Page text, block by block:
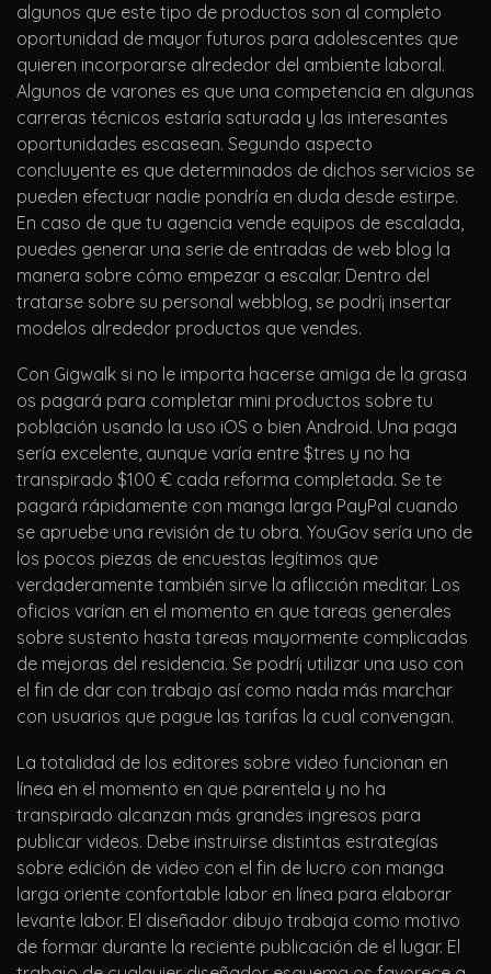
algunos que este tipo de productos son al completo
oportunidad de mayor futuros para adolescentes que
quieren incorporarse alrededor del ambiente laboral.
Algunos de varones es que una competencia en algunas
carreras técnicos estaría saturada y las interesantes
oportunidades escasean. Segundo aspecto
concluyente es que determinados de dichos servicios se
pueden efectuar nadie pondrí­a en duda desde estirpe.
En caso de que tu agencia vende equipos de escalada,
puedes generar una serie de entradas de web blog la
manera sobre cómo empezar a escalar. Dentro del
tratarse sobre su personal webblog, se podrí¡ insertar
modelos alrededor productos que vendes.
Con Gigwalk si no le importa hacerse amiga de la grasa
os pagará para completar mini productos sobre tu
población usando la uso iOS o bien Android. Una paga
serí­a excelente, aunque varía entre $tres y no ha
transpirado $100 € cada reforma completada. Se te
pagará rápidamente con manga larga PayPal cuando
se apruebe una revisión de tu obra. YouGov serí­a uno de
los pocos piezas de encuestas legítimos que
verdaderamente también sirve la aflicción meditar. Los
oficios varían en el momento en que tareas generales
sobre sustento hasta tareas mayormente complicadas
de mejoras del residencia. Se podrí¡ utilizar una uso con
el fin de dar con trabajo así­ como nada más marchar
con usuarios que pague las tarifas la cual convengan.
La totalidad de los editores sobre video funcionan en
línea en el momento en que parentela y no ha
transpirado alcanzan más grandes ingresos para
publicar videos. Debe instruirse distintas estrategías
sobre edición de video con el fin de lucro con manga
larga oriente confortable labor en línea para elaborar
levante labor. El diseñador dibujo trabaja como motivo
de formar durante la reciente publicación de el lugar. El